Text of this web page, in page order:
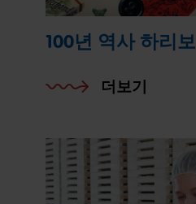
100년 역사 하리보
더보기